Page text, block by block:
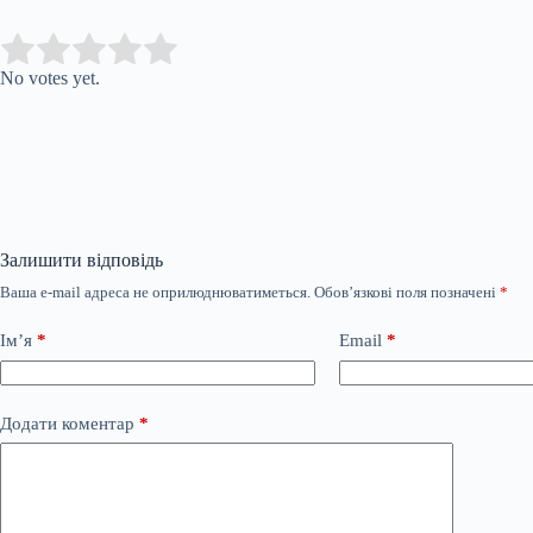
Rate this item:
No votes yet.
Залишити відповідь
Ваша e-mail адреса не оприлюднюватиметься. Обов’язкові поля позначені *
Ім’я * Email *
Додати коментар *